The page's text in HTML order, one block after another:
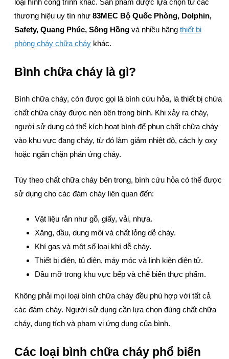
loại hình công trình khác. Sản phẩm được lựa chọn từ các
thương hiệu uy tín như 83MEC Bộ Quốc Phòng, Dolphin,
Safety, Quang Phúc, Sông Hồng và nhiều hãng thiết bị
phòng cháy chữa cháy khác.
Bình chữa cháy là gì?
Bình chữa cháy, còn được gọi là bình cứu hỏa, là thiết bị chứa
chất chữa cháy được nén bên trong bình. Khi xảy ra cháy,
người sử dụng có thể kích hoạt bình để phun chất chữa cháy
vào khu vực đang cháy, từ đó làm giảm nhiệt độ, cách ly oxy
hoặc ngăn chặn phản ứng cháy.
Tùy theo chất chữa cháy bên trong, bình cứu hỏa có thể được
sử dụng cho các đám cháy liên quan đến:
Vật liệu rắn như gỗ, giấy, vải, nhựa.
Xăng, dầu, dung môi và chất lỏng dễ cháy.
Khí gas và một số loại khí dễ cháy.
Thiết bị điện, tủ điện, máy móc và linh kiện điện tử.
Dầu mỡ trong khu vực bếp và chế biến thực phẩm.
Không phải mọi loại bình chữa cháy đều phù hợp với tất cả
các đám cháy. Người sử dụng cần lựa chọn đúng chất chữa
cháy, dung tích và phạm vi ứng dụng của bình.
Các loại bình chữa cháy phổ biến